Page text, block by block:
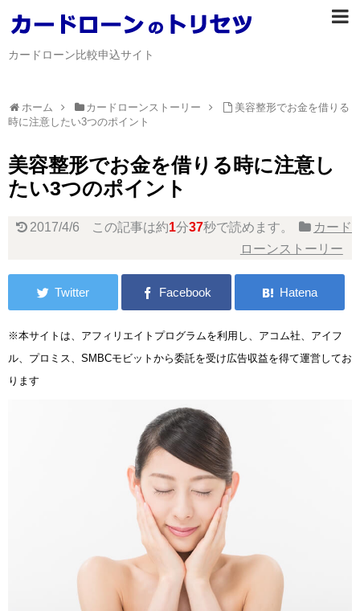
カードローン比較申込サイト
ホーム カードローンストーリー
美容整形でお金を借りる
時に注意したい3つのポイント
美容整形でお金を借りる時に注意し
たい3つのポイント
2017/4/6 この記事は約1分37秒で読めます。
カード
ローンストーリー
※本サイトは、アフィリエイトプログラムを利用し、アコム社、アイフ
ル、プロミス、SMBCモビットから委託を受け広告収益を得て運営してお
ります